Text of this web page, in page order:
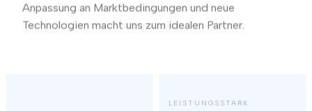
Anpassung an Marktbedingungen und neue
Technologien macht uns zum idealen Partner.
LEISTUNGSSTARK